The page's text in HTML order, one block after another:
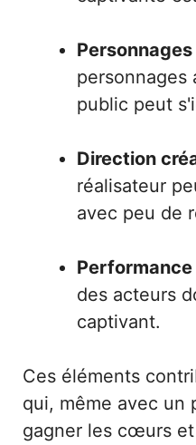
personnages
public peut
Direction
réalisateur
avec peu de
des acteurs
captivant.
Ces éléments
qui, même avec un
gagner les cœurs